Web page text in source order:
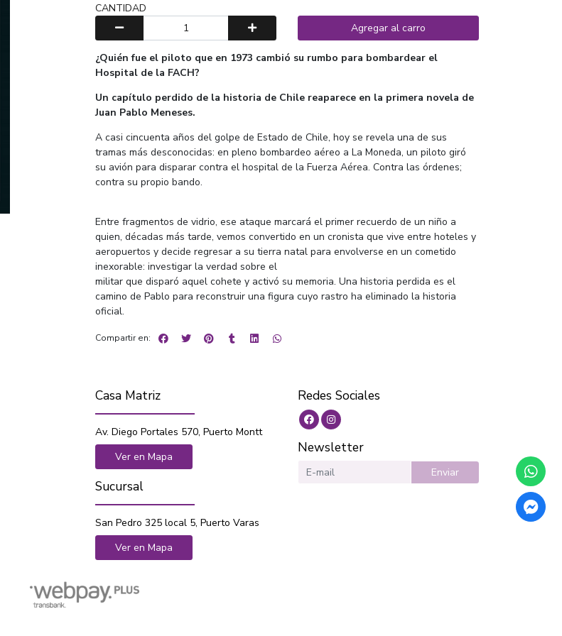
CANTIDAD
Agregar al carro
¿Quién fue el piloto que en 1973 cambió su rumbo para bombardear el
Hospital de la FACH?
Un capítulo perdido de la historia de Chile reaparece en la primera novela de
Juan Pablo Meneses.
A casi cincuenta años del golpe de Estado de Chile, hoy se revela una de sus
tramas más desconocidas: en pleno bombardeo aéreo a La Moneda, un piloto giró
su avión para disparar contra el hospital de la Fuerza Aérea. Contra las órdenes;
contra su propio bando.
Entre fragmentos de vidrio, ese ataque marcará el primer recuerdo de un niño a
quien, décadas más tarde, vemos convertido en un cronista que vive entre hoteles y
aeropuertos y decide regresar a su tierra natal para envolverse en un cometido
inexorable: investigar la verdad sobre el
militar que disparó aquel cohete y activó su memoria. Una historia perdida es el
camino de Pablo para reconstruir una figura cuyo rastro ha eliminado la historia
oficial.
Compartir en:
Casa Matriz
Av. Diego Portales 570, Puerto Montt
Ver en Mapa
Sucursal
San Pedro 325 local 5, Puerto Varas
Ver en Mapa
Redes Sociales
Newsletter
Enviar